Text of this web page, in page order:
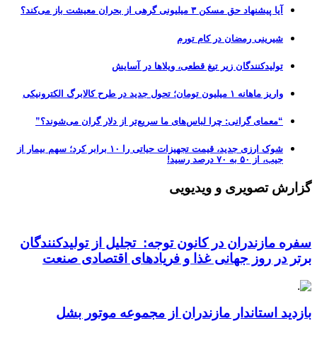
آیا پیشنهاد حق مسکن ۳ میلیونی گرهی از بحران معیشت باز می‌کند؟
شیرینی رمضان در کام تورم
تولیدکنندگان زیر تیغ قطعی، ویلاها در آسایش
واریز ماهانه ۱ میلیون تومان؛ تحول جدید در طرح کالابرگ الکترونیکی
“معمای گرانی: چرا لباس‌های ما سریع‌تر از دلار گران می‌شوند؟”
شوک ارزی جدید، قیمت تجهیزات حیاتی را ۱۰ برابر کرد؛ سهم بیمار از
جیب، از ۵۰ به ۷۰ درصد رسید!
گزارش تصویری و ویدیویی
سفره مازندران در کانون توجه: تجلیل از تولیدکنندگان
برتر در روز جهانی غذا و فریادهای اقتصادی صنعت
بازدید استاندار مازندران از مجموعه موتور بشل